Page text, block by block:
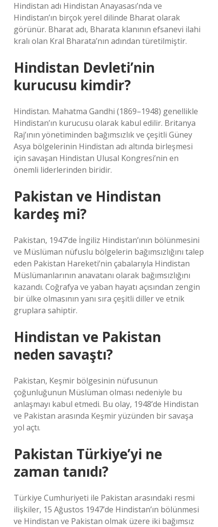
Hindistan adı Hindistan Anayasası’nda ve
Hindistan’ın birçok yerel dilinde Bharat olarak
görünür. Bharat adı, Bharata klanının efsanevi ilahi
kralı olan Kral Bharata’nın adından türetilmiştir.
Hindistan Devleti’nin
kurucusu kimdir?
Hindistan. Mahatma Gandhi (1869–1948) genellikle
Hindistan’ın kurucusu olarak kabul edilir. Britanya
Raj’ının yönetiminden bağımsızlık ve çeşitli Güney
Asya bölgelerinin Hindistan adı altında birleşmesi
için savaşan Hindistan Ulusal Kongresi’nin en
önemli liderlerinden biridir.
Pakistan ve Hindistan
kardeş mi?
Pakistan, 1947’de İngiliz Hindistan’ının bölünmesini
ve Müslüman nüfuslu bölgelerin bağımsızlığını talep
eden Pakistan Hareketi’nin çabalarıyla Hindistan
Müslümanlarının anavatanı olarak bağımsızlığını
kazandı. Coğrafya ve yaban hayatı açısından zengin
bir ülke olmasının yanı sıra çeşitli diller ve etnik
gruplara sahiptir.
Hindistan ve Pakistan
neden savaştı?
Pakistan, Keşmir bölgesinin nüfusunun
çoğunluğunun Müslüman olması nedeniyle bu
anlaşmayı kabul etmedi. Bu olay, 1948’de Hindistan
ve Pakistan arasında Keşmir yüzünden bir savaşa
yol açtı.
Pakistan Türkiye’yi ne
zaman tanıdı?
Türkiye Cumhuriyeti ile Pakistan arasındaki resmi
ilişkiler, 15 Ağustos 1947’de Hindistan’ın bölünmesi
ve Hindistan ve Pakistan olmak üzere iki bağımsız